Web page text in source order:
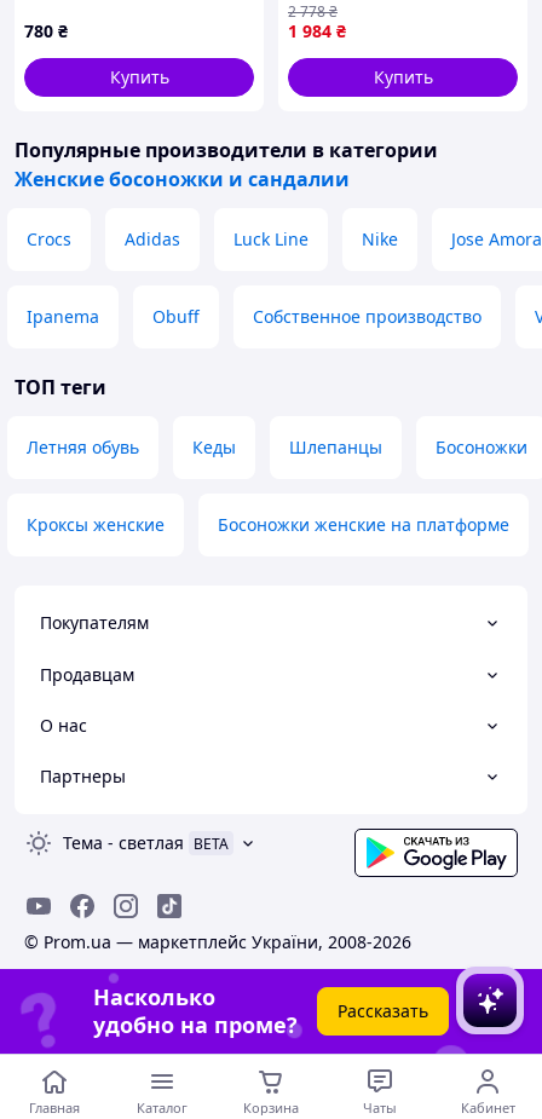
780 ₴
Купить
1 984 ₴
2 778₴
Купить
Популярные производители в категории
Женские босоножки и сандалии
Crocs Adidas Luck Line Nike Jose
Ipanema Obuff Собственное производство
ТОП теги
Летняя обувь Кеды Шлепанцы Босоножки
Кроксы женские Босоножки женские на платформе
Покупателям
Продавцам
О нас
Партнеры
Тема - светлая BETA
© Prom.ua — маркетплейс України, 2008-2026
Насколько
удобно на проме?
Рассказать
Главная Каталог Корзина Чаты Кабинет